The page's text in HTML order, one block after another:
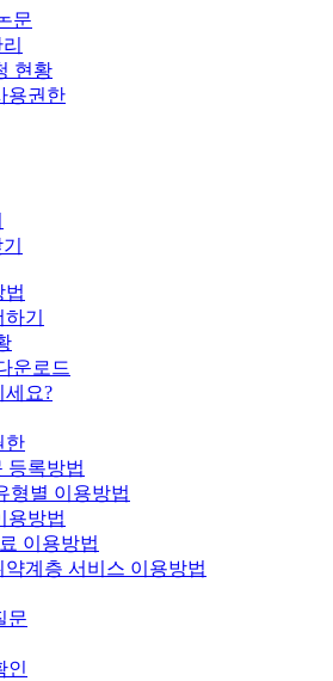
문
현황
용권한
법
기
운로드
세요?
한
등록방법
형별 이용방법
용방법
이용방법
약계층 서비스 이용방법
문
인